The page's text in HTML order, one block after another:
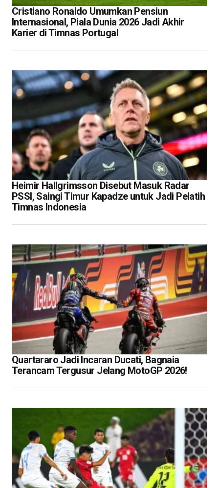
Cristiano Ronaldo Umumkan Pensiun
Internasional, Piala Dunia 2026 Jadi Akhir
Karier di Timnas Portugal
Heimir Hallgrimsson Disebut Masuk Radar
PSSI, Saingi Timur Kapadze untuk Jadi Pelatih
Timnas Indonesia
Quartararo Jadi Incaran Ducati, Bagnaia
Terancam Tergusur Jelang MotoGP 2026!